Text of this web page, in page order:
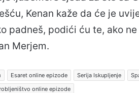
Kenan kaže da će je
padneš, podići ću te, ako
Merjem.
Esaret online epizode Serija Iskupljenje
online epizode